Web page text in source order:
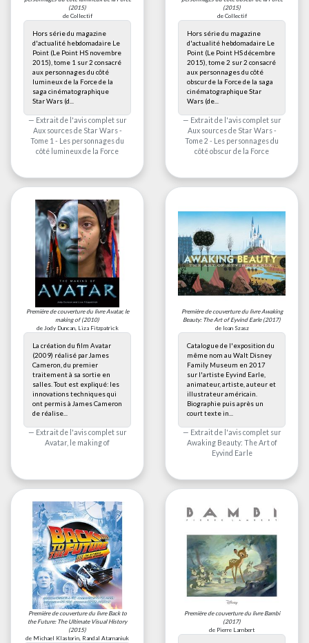
(2015)
de Collectif
Hors série du magazine
d'actualité hebdomadaire Le
Point (Le Point HS novembre
2015), tome 1 sur 2 consacré
aux personnages du côté
lumineux de la Force de la
saga cinématographique
Star Wars (d...
Extrait de l'avis complet sur
Aux sources de Star Wars -
Tome 1 - Les personnages du
côté lumineux de la Force
(2015)
de Collectif
Hors série du magazine
d'actualité hebdomadaire Le
Point (Le Point HS décembre
2015), tome 2 sur 2 consacré
aux personnages du côté
obscur de la Force de la saga
cinématographique Star
Wars (de...
Extrait de l'avis complet sur
Aux sources de Star Wars -
Tome 2 - Les personnages du
côté obscur de la Force
Première de couverture du livreAvatar, le
making of(2010)
de Jody Duncan, Liza Fitzpatrick
La création du film Avatar
(2009) réalisé par James
Cameron, du premier
traitement à sa sortie en
salles. Tout est expliqué: les
innovations techniques qui
ont permis à James Cameron
de réalise...
Extrait de l'avis complet sur
Avatar, le making of
Première de couverture du livreAwaking
Beauty: The Art of Eyvind Earle(2017)
de Ioan Szasz
Catalogue de l'exposition du
même nom au Walt Disney
Family Museum en 2017
sur l'artiste Eyvind Earle,
animateur, artiste, auteur et
illustrateur américain.
Biographie puis après un
court texte in...
Extrait de l'avis complet sur
Awaking Beauty: The Art of
Eyvind Earle
Première de couverture du livreBack to
the Future: The Ultimate Visual History
(2015)
de Michael Klastorin, Randal Atamaniuk
Première de couverture du livreBambi
(2017)
de Pierre Lambert